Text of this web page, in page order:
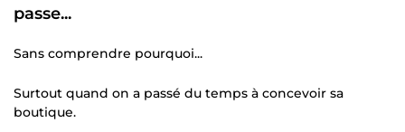
passe...
Sans comprendre pourquoi...
Surtout quand on a passé du temps à concevoir sa
boutique.